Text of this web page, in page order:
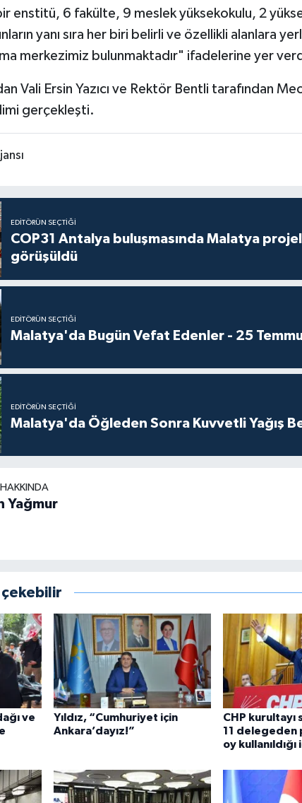
enstitü, 6 fakülte, 9 meslek yüksekokulu, 2
yanı sıra her biri belirli ve özellikli alanlara
merkezimiz bulunmaktadır" ifadelerine yer
Vali Ersin Yazıcı ve Rektör Bentli tarafından
gerçekleşti.
EDITÖRÜN SEÇTIĞI
COP31 Antalya buluşmasında Malatya
görüşüldü
EDITÖRÜN SEÇTIĞI
Malatya'da Bugün Vefat Edenler - 25
EDITÖRÜN SEÇTIĞI
Malatya'da Öğleden Sonra Kuvvetli Yağış
Yağmur
çekebilir
ve
Yıldız, “Cumhuriyet için
Ankara’dayız!”
CHP kurultayı
11 delegeden
oy kullanıldığı